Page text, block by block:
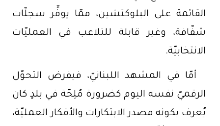
القائمة على البلوكتشين، ممّا يوفِّر سجلّات
شفّافة، وغير قابلة للتلاعب في العمليّات
الانتخابيّة.
أمّا في المشهد اللبنانيّ، فيفرض التحوّل
الرقميّ نفسه اليوم كضرورة مُلِحّة في بلدٍ كان
يُعرف بكونه مصدر الابتكارات والأفكار العمليّة،